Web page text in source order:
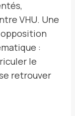
VHU. Une
:
le
retrouver